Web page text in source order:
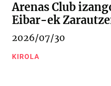
Arenas Club
Eibar-ek
2026/07/30
KIROLA